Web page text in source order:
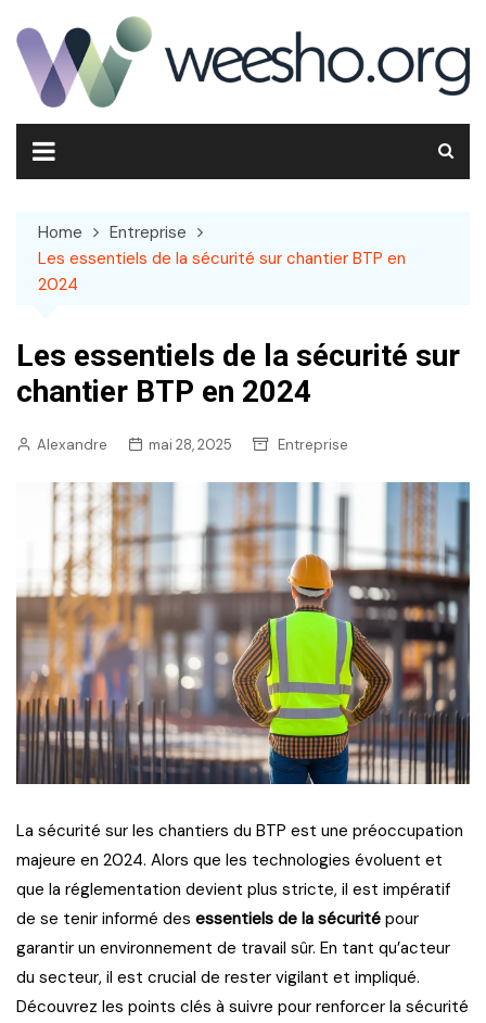
content
Home
Entreprise
Les essentiels de la sécurité sur chantier BTP en
2024
Les essentiels de la sécurité sur
chantier BTP en 2024
Alexandre mai 28, 2025 Entreprise
La sécurité sur les chantiers du BTP est une préoccupation
majeure en 2024. Alors que les technologies évoluent et
que la réglementation devient plus stricte, il est impératif
de se tenir informé des essentiels de la sécurité pour
garantir un environnement de travail sûr. En tant qu’acteur
du secteur, il est crucial de rester vigilant et impliqué.
Découvrez les points clés à suivre pour renforcer la sécurité